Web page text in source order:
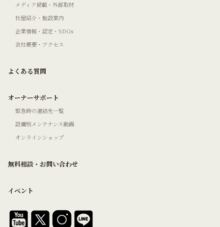
メディア掲載・外部取材
社屋紹介・施設案内
企業情報・認定・SDGs
会社概要・アクセス
よくある質問
オーナーサポート
緊急時の連絡先一覧
設備別メンテナンス動画
オンラインショップ
無料相談・お問い合わせ
イベント